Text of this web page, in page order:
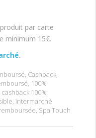
par carte
minimum 15€.
.
, Cashback,
, 100%
cashback 100%
, intermarché
, Spa Touch